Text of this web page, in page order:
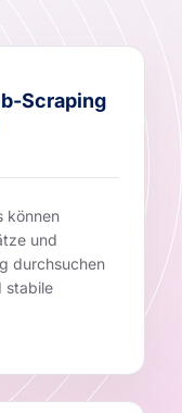
Scraping
können
und
durchsuchen
stabile